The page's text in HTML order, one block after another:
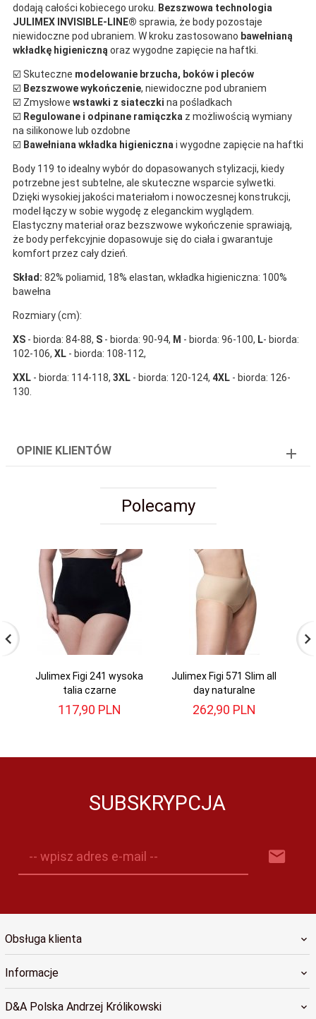
dodają całości kobiecego uroku. Bezszwowa technologia
JULIMEX INVISIBLE-LINE® sprawia, że body pozostaje
niewidoczne pod ubraniem. W kroku zastosowano bawełnianą
wkładkę higieniczną oraz wygodne zapięcie na haftki.
☑️ Skuteczne modelowanie brzucha, boków i pleców
☑️ Bezszwowe wykończenie, niewidoczne pod ubraniem
☑️ Zmysłowe wstawki z siateczki na pośladkach
☑️ Regulowane i odpinane ramiączka z możliwością wymiany
na silikonowe lub ozdobne
☑️ Bawełniana wkładka higieniczna i wygodne zapięcie na haftki
Body 119 to idealny wybór do dopasowanych stylizacji, kiedy
potrzebne jest subtelne, ale skuteczne wsparcie sylwetki.
Dzięki wysokiej jakości materiałom i nowoczesnej konstrukcji,
model łączy w sobie wygodę z eleganckim wyglądem.
Elastyczny materiał oraz bezszwowe wykończenie sprawiają,
że body perfekcyjnie dopasowuje się do ciała i gwarantuje
komfort przez cały dzień.
Skład: 82% poliamid, 18% elastan, wkładka higieniczna: 100%
bawełna
Rozmiary (cm):
XS - biorda: 84-88, S - biorda: 90-94, M - biorda: 96-100, L- biorda:
102-106, XL - biorda: 108-112,
XXL - biorda: 114-118, 3XL - biorda: 120-124, 4XL - biorda: 126-
130.
OPINIE KLIENTÓW
Polecamy
Julimex Figi 241 wysoka
talia czarne
117,90 PLN
Julimex Figi 571 Slim all
day naturalne
262,90 PLN
SUBSKRYPCJA
-- wpisz adres e-mail --
Obsługa klienta
Informacje
D&A Polska Andrzej Królikowski